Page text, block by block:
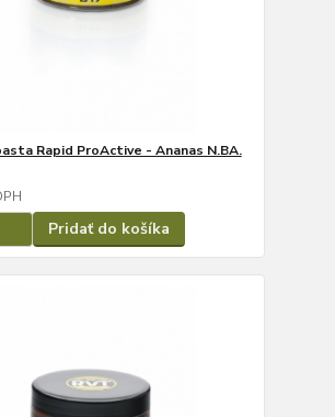
Rapid ProActive - Ananas N.BA.
Pridať do košíka